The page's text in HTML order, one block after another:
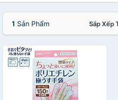
1 Sản Phẩm Sắp Xếp